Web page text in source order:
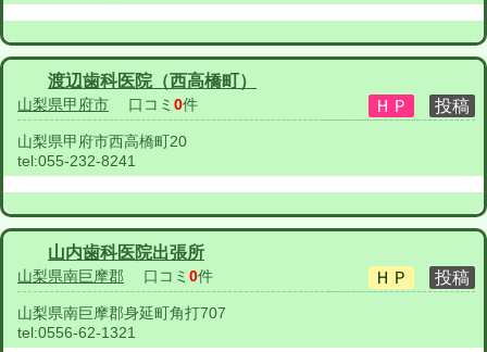
渡辺歯科医院（西高橋町）
山梨県甲府市 口コミ 0件
山梨県甲府市西高橋町20
tel:055-232-8241
山内歯科医院出張所
山梨県南巨摩郡 口コミ 0件
山梨県南巨摩郡身延町角打707
tel:0556-62-1321